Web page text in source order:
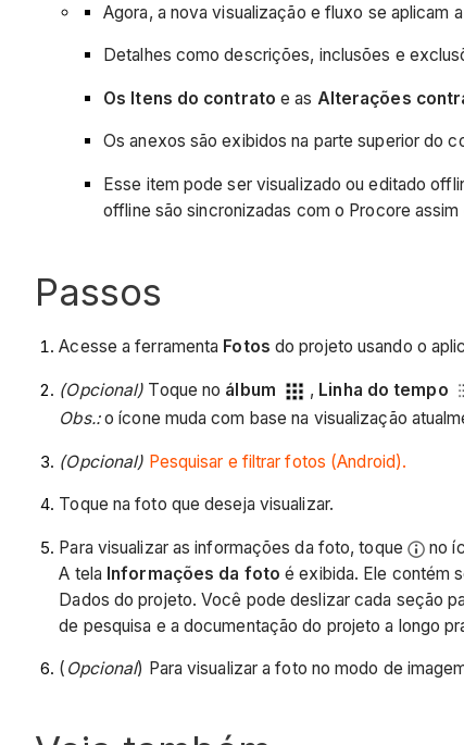
Agora, a nova visualização e fluxo se aplicam
Detalhes como descrições, inclusões e
Os Itens do contrato e as Alterações
Os anexos são exibidos na parte superior do
Esse item pode ser visualizado ou editado
offline são sincronizadas com o Procore
Passos
Acesse a ferramenta Fotos do projeto usando o
(Opcional) Toque no álbum , Linha do tempo
Obs.:o ícone muda com base na visualização
(Opcional) Pesquisar e filtrar fotos (Android).
Toque na foto que deseja visualizar.
Para visualizar as informações da foto, toque
no
A tela Informações da foto é exibida. Ele contém
Dados do projeto. Você pode deslizar cada seção
de pesquisa e a documentação do projeto a longo
( Opcional) Para visualizar a foto no modo de